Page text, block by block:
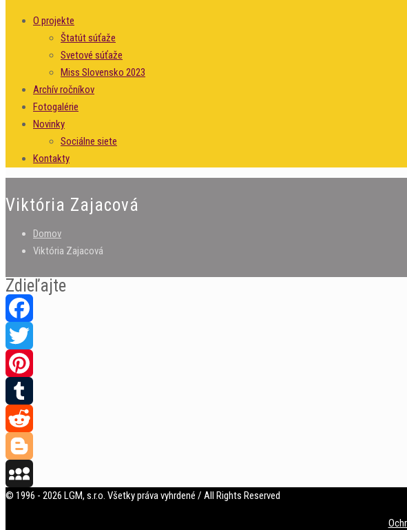
O projekte
Štatút súťaže
Svetové súťaže
Miss Slovensko 2023
Archív ročníkov
Fotogalérie
Novinky
Sociálne siete
Kontakty
Viktória Zajacová
Domov
Viktória Zajacová
Zdieľajte
Facebook
Twitter
Pinterest
Tumblr
Reddit
Blogger
MySpace
© 1996 - 2026 LGM, s.r.o. Všetky práva vyhrdené / All Rights Reserved